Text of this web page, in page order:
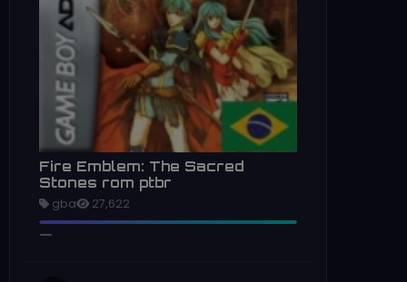
Fire Emblem: The Sacred
Stones rom ptbr
gba 27,622